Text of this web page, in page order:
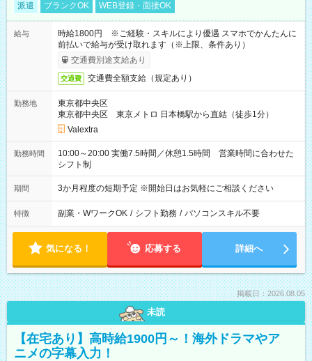
派遣 ブランクOK WEB登録・面接OK
給与
時給1800円 ※ご経験・スキルにより優遇 スマホでかんたんに
前払いで給与が受け取れます（※上限、条件あり）
交通費別途支給あり
交通費 交通費全額支給（規定あり）
勤務地
東京都中央区
東京都中央区 東京メトロ 日本橋駅から直結（徒歩1分）
Valextra
勤務時間
10:00～20:00 実働7.5時間／休憩1.5時間 営業時間に合わせた
シフト制
期間 3か月程度の短期予定 ※開始日はお気軽にご相談ください
特徴 副業・WワークOK / シフト勤務 / パソコンスキル不要
気になる！ 応募する 詳細へ
掲載日：2026.08.05
未読
【在宅あり】高時給1900円～！海外ドラマやア
ニメの字幕入力！